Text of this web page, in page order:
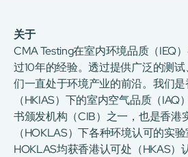
简
关于
CMA Testing在室内环境品质（IEQ
过10年的经验。透过提供广泛的测
们一直处于环境产业的前沿。我们
（HKIAS）下的室内空气品质（IAQ
书颁发机构（CIB）之一，也是香港
（HOKLAS）下各种环境认可的实
HOKLAS均获香港认可处（HKAS）